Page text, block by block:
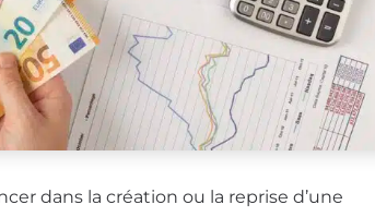
dans la création ou la reprise d’une